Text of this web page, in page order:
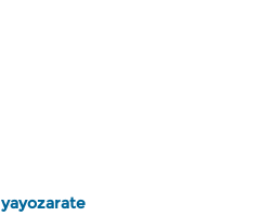
yayozarate